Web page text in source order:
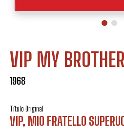
VIP MY
1968
Título Original
VIP, MIO FRATELLO